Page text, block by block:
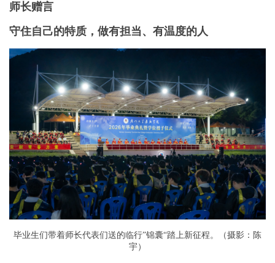
师长赠言
守住自己的特质，做有担当、有温度的人
毕业生们带着师长代表们送的临行”锦囊“踏上新征程。（摄影：陈
宇）